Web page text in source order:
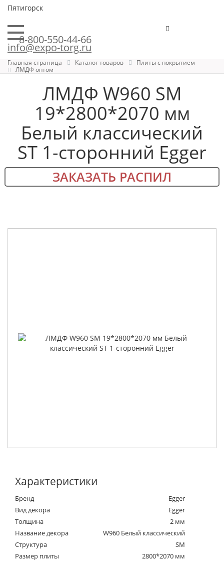
Пятигорск
8-800-550-44-66
info@expo-torg.ru
Главная страница Каталог товаров
Плиты с покрытием
ЛМДФ оптом
ЛМДФ W960 SM
19*2800*2070 мм
Белый классический
ST 1-сторонний Egger
ЗАКАЗАТЬ РАСПИЛ
Характеристики
Бренд
Egger
Вид декора
Egger
Толщина
2 мм
Название декора
W960 Белый классический
Структура
SM
Размер плиты
2800*2070 мм